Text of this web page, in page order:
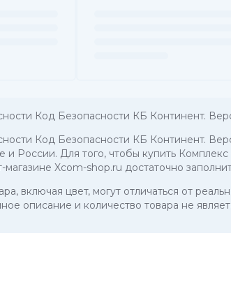
Код Безопасности КБ Континент.
Код Безопасности КБ Континент.
и России. Для того, чтобы купить
магазине Xcom-shop.ru достаточно
включая цвет, могут отличаться от
описание и количество товара не